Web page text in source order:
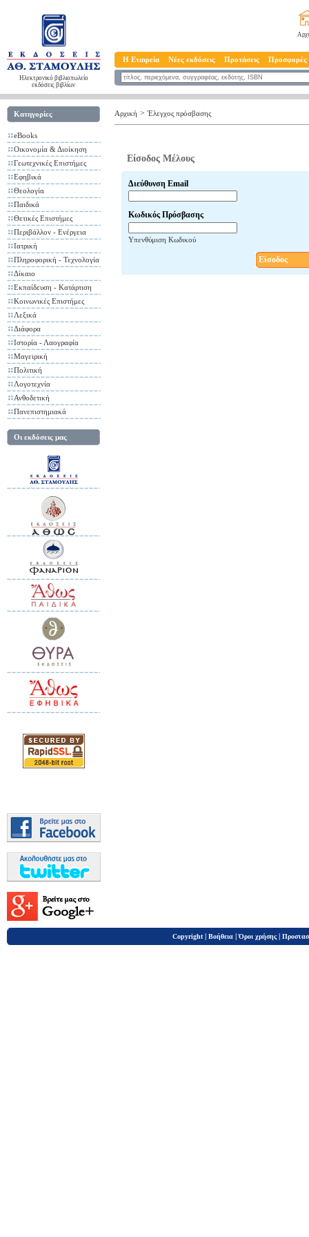
Ηλεκτρονικό βιβλιοπωλείο
εκδόσεις βιβλίων
Η Εταιρεία Νέες εκδόσεις Προτάσεις Προσφορές
Κατηγορίες
eBooks
Οικονομία & Διοίκηση
Γεωτεχνικές Επιστήμες
Εφηβικά
Θεολογία
Παιδικά
Θετικές Επιστήμες
Περιβάλλον - Ενέργεια
Ιατρική
Πληροφορική - Τεχνολογία
Δίκαιο
Εκπαίδευση - Κατάρτιση
Κοινωνικές Επιστήμες
Λεξικά
Διάφορα
Ιστορία - Λαογραφία
Μαγειρική
Πολιτική
Λογοτεχνία
Ανθοδετική
Πανεπιστημιακά
Οι εκδόσεις μας
Αρχική > Έλεγχος πρόσβασης
Είσοδος Μέλους
Διεύθυνση Email
Κωδικός Πρόσβασης
Υπενθύμιση Κωδικού
Είσοδος
Copyright | Βοήθεια |Όροι χρήσης |